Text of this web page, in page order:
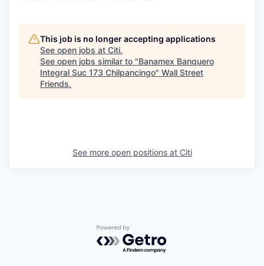
This job is no longer accepting applications
See open jobs at Citi.
See open jobs similar to "Banamex Banquero
Integral Suc 173 Chilpancingo" Wall Street
Friends.
See more open positions at Citi
Powered by Getro.com